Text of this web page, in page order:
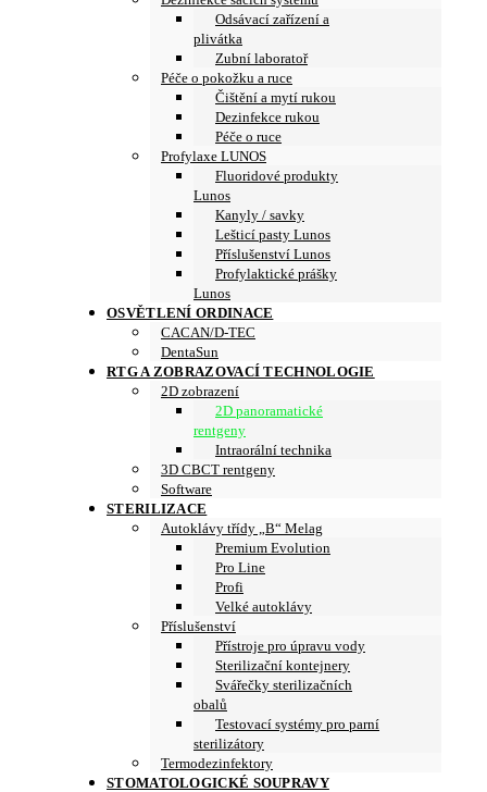
Odsávací zařízení a
plivátka
Zubní laboratoř
Péče o pokožku a ruce
Čištění a mytí rukou
Dezinfekce rukou
Péče o ruce
Profylaxe LUNOS
Fluoridové produkty
Lunos
Kanyly / savky
Lešticí pasty Lunos
Příslušenství Lunos
Profylaktické prášky
Lunos
OSVĚTLENÍ ORDINACE
CACAN/D-TEC
DentaSun
RTG A ZOBRAZOVACÍ TECHNOLOGIE
2D zobrazení
2D panoramatické
rentgeny
Intraorální technika
3D CBCT rentgeny
Software
STERILIZACE
Autoklávy třídy „B“ Melag
Premium Evolution
Pro Line
Profi
Velké autoklávy
Příslušenství
Přístroje pro úpravu vody
Sterilizační kontejnery
Svářečky sterilizačních
obalů
Testovací systémy pro parní
sterilizátory
Termodezinfektory
STOMATOLOGICKÉ SOUPRAVY